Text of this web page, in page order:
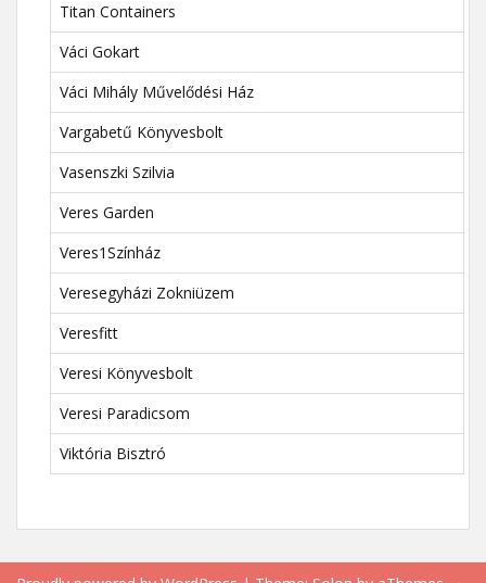
Titan Containers
Váci Gokart
Váci Mihály Művelődési Ház
Vargabetű Könyvesbolt
Vasenszki Szilvia
Veres Garden
Veres1Színház
Veresegyházi Zokniüzem
Veresfitt
Veresi Könyvesbolt
Veresi Paradicsom
Viktória Bisztró